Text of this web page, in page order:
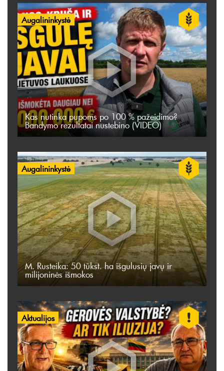
Augalininkystė
Kas nutinka pupoms po 100 % pažeidimo?
Bandymo rezultatai nustebino (VIDEO)
Augalininkystė
M. Rusteika: 50 tūkst. ha išgulusių javų ir
milijoninės išmokos
Aktualijos